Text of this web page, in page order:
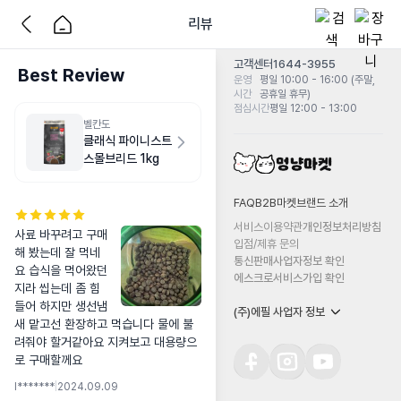
리뷰
Best Review
벨칸도
클래식 파이니스트
스몰브리드 1kg
사료 바꾸려고 구매
해 봤는데 잘 먹네
요 습식을 먹어왔던
지라 씹는데 좀 힘
들어 하지만 생선냄
새 맡고선 환장하고 먹습니다 물에 불
려줘야 할거같아요 지켜보고 대용량으
로 구매할께요
l******* 2024.09.09
고객센터1644-3955
운영
시간
평일 10:00 - 16:00 (주말,
공휴일 휴무)
점심시간평일 12:00 - 13:00
FAQB2B마켓 브랜드 소개
서비스이용약관개인정보처리방침
입점/제휴 문의
통신판매사업자정보 확인
에스크로서비스가입 확인
(주)에필 사업자 정보